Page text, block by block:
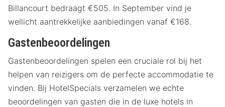
Billancourt bedraagt €505. In September vind je
wellicht aantrekkelijke aanbiedingen vanaf €168.
Gastenbeoordelingen
Gastenbeoordelingen spelen een cruciale rol bij het
helpen van reizigers om de perfecte accommodatie te
vinden. Bij HotelSpecials verzamelen we echte
beoordelingen van gasten die in de luxe hotels in